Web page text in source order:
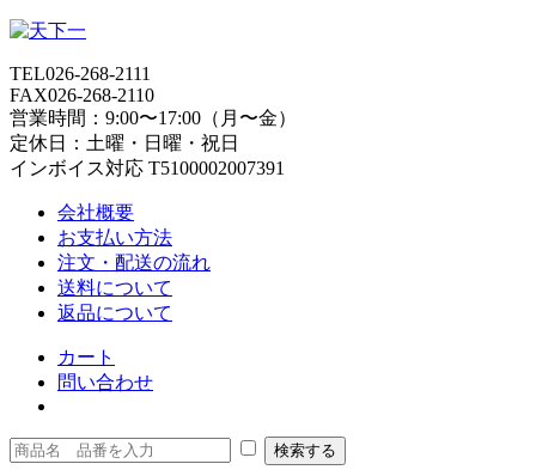
TEL026-268-2111
FAX026-268-2110
営業時間：9:00〜17:00（月〜金）
定休日：土曜・日曜・祝日
インボイス対応 T5100002007391
会社概要
お支払い方法
注文・配送の流れ
送料について
返品について
カート
問い合わせ